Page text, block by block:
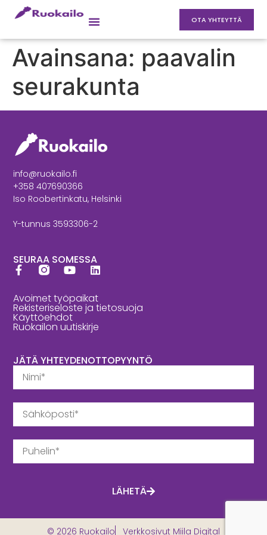
OTA YHTEYTTÄ
Avainsana: paavalin
seurakunta
info@ruokailo.fi
+358 407690366
Iso Roobertinkatu, Helsinki
Y-tunnus 3593306-2
SEURAA SOMESSA
Avoimet työpaikat
Rekisteriseloste ja tietosuoja
Käyttöehdot
Ruokailon uutiskirje
JÄTÄ YHTEYDENOTTOPYYNTÖ
LÄHETÄ
© 2026 Ruokailo Verkkosivut Miila Digital